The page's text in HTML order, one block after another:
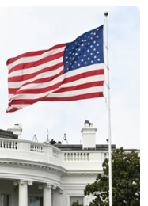
một sự kiện công
Putin và vợ đã
với kênh truyền
một tuyên bốgây
ly dị sau 30 năm
Putin bất